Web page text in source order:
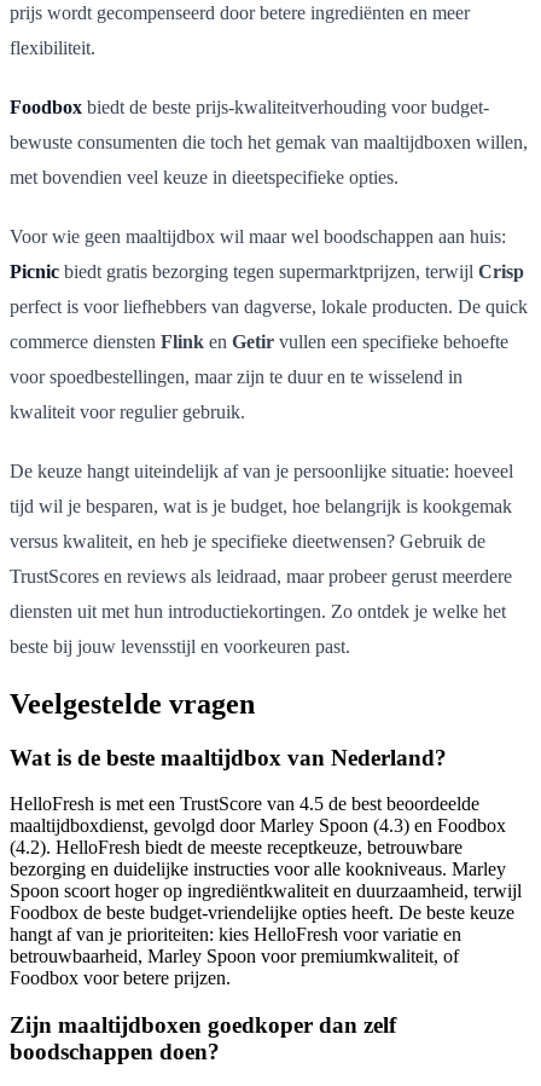
prijs wordt gecompenseerd door betere ingrediënten en meer
flexibiliteit.
Foodbox biedt de beste prijs-kwaliteitverhouding voor budget-
bewuste consumenten die toch het gemak van maaltijdboxen willen,
met bovendien veel keuze in dieetspecifieke opties.
Voor wie geen maaltijdbox wil maar wel boodschappen aan huis:
Picnic biedt gratis bezorging tegen supermarktprijzen, terwijl Crisp
perfect is voor liefhebbers van dagverse, lokale producten. De quick
commerce diensten Flink en Getir vullen een specifieke behoefte
voor spoedbestellingen, maar zijn te duur en te wisselend in
kwaliteit voor regulier gebruik.
De keuze hangt uiteindelijk af van je persoonlijke situatie: hoeveel
tijd wil je besparen, wat is je budget, hoe belangrijk is kookgemak
versus kwaliteit, en heb je specifieke dieetwensen? Gebruik de
TrustScores en reviews als leidraad, maar probeer gerust meerdere
diensten uit met hun introductiekortingen. Zo ontdek je welke het
beste bij jouw levensstijl en voorkeuren past.
Veelgestelde vragen
Wat is de beste maaltijdbox van Nederland?
HelloFresh is met een TrustScore van 4.5 de best beoordeelde
maaltijdboxdienst, gevolgd door Marley Spoon (4.3) en Foodbox
(4.2). HelloFresh biedt de meeste receptkeuze, betrouwbare
bezorging en duidelijke instructies voor alle kookniveaus. Marley
Spoon scoort hoger op ingrediëntkwaliteit en duurzaamheid, terwijl
Foodbox de beste budget-vriendelijke opties heeft. De beste keuze
hangt af van je prioriteiten: kies HelloFresh voor variatie en
betrouwbaarheid, Marley Spoon voor premiumkwaliteit, of
Foodbox voor betere prijzen.
Zijn maaltijdboxen goedkoper dan zelf
boodschappen doen?